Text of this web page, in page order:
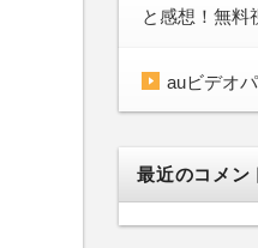
と感想！無料
auビデオ
最近のコメン